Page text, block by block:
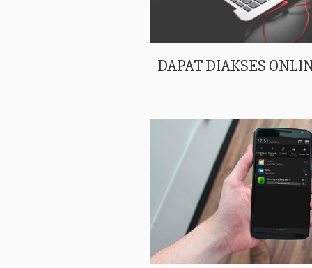
DAPAT DIAKSES